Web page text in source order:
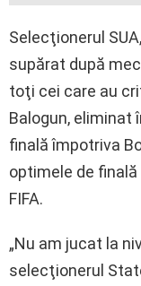
Selecţionerul
supărat după
toţi cei care au
Balogun, eliminat
finală împotriva
optimele de
FIFA.
„Nu am jucat la
selecţionerul